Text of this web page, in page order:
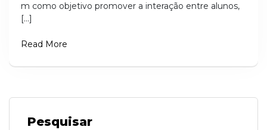
m como objetivo promover a interação entre alunos,
[…]
Read More
Pesquisar